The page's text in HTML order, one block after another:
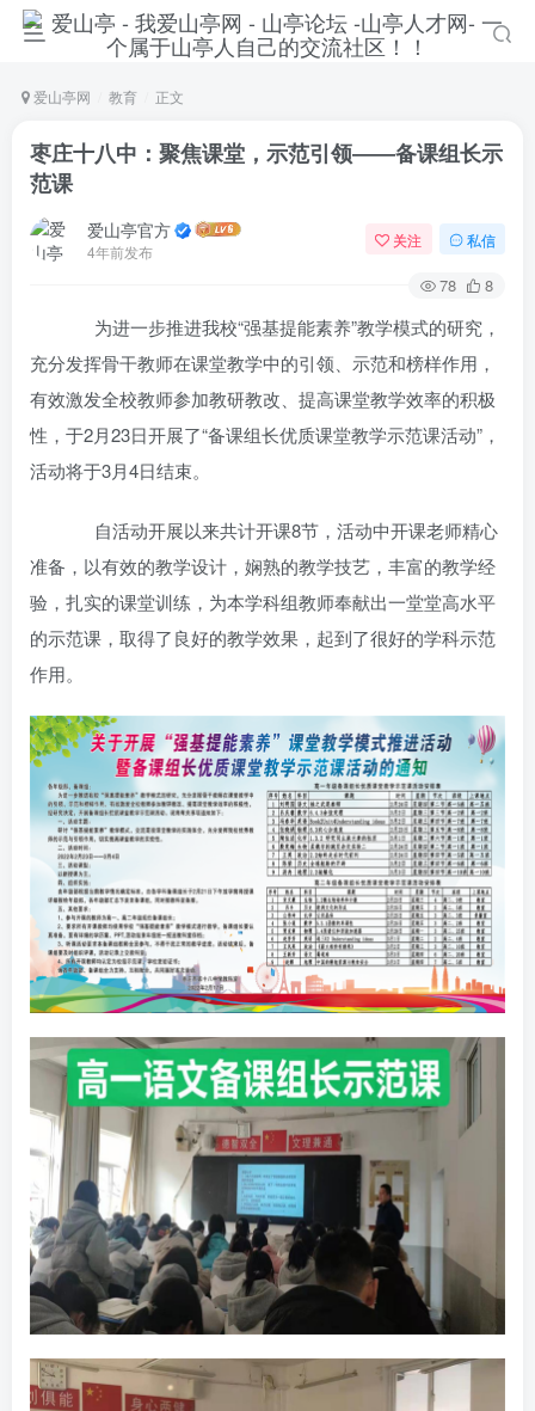
爱山亭网 教育 正文
枣庄十八中：聚焦课堂，示范引领――备课组长示
范课
爱山亭官方
4年前发布
关注 私信
78 8
为进一步推进我校“强基提能素养”教学模式的研究，
充分发挥骨干教师在课堂教学中的引领、示范和榜样作用，
有效激发全校教师参加教研教改、提高课堂教学效率的积极
性，于2月23日开展了“备课组长优质课堂教学示范课活动”，
活动将于3月4日结束。
自活动开展以来共计开课8节，活动中开课老师精心
准备，以有效的教学设计，娴熟的教学技艺，丰富的教学经
验，扎实的课堂训练，为本学科组教师奉献出一堂堂高水平
的示范课，取得了良好的教学效果，起到了很好的学科示范
作用。